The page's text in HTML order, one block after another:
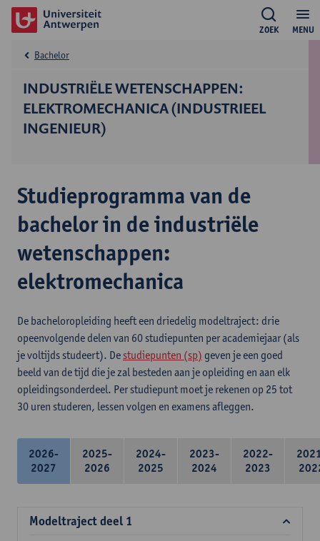
MENU
ZOEK
INDUSTRIËLE WETENSCHAPPEN:
ELEKTROMECHANICA (INDUSTRIEEL
INGENIEUR)
Bachelor
Studieprogramma van de
bachelor in de industriële
wetenschappen:
elektromechanica
De bacheloropleiding heeft een driedelig modeltraject: drie
opeenvolgende delen van 60 studiepunten per academiejaar (als
je voltijds studeert). De studiepunten (sp) geven je een goed
beeld van de tijd die je zal besteden aan je opleiding en aan elk
opleidingsonderdeel. Per studiepunt moet je rekenen op 25 tot
30 uren studeren, lessen volgen en examens afleggen.
2026-
2027
2025-
2026
2024-
2025
2023-
2024
2022-
2023
Modeltraject deel 1